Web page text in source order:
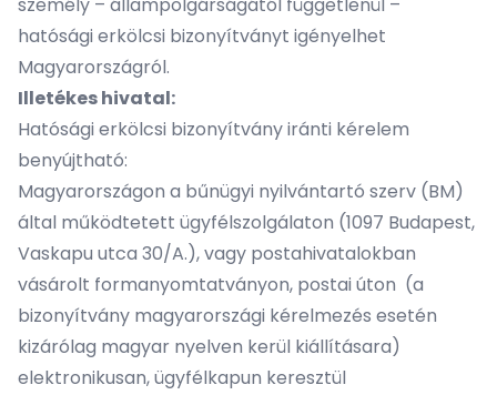
hatósági erkölcsi bizonyítványt igényelhet
Magyarországról.
Illetékes hivatal:
Hatósági erkölcsi bizonyítvány iránti kérelem
benyújtható:
Magyarországon a bűnügyi nyilvántartó szerv (BM)
által működtetett ügyfélszolgálaton (1097 Budapest,
Vaskapu utca 30/A.), vagy postahivatalokban
vásárolt formanyomtatványon, postai úton (a
bizonyítvány magyarországi kérelmezés esetén
kizárólag magyar nyelven kerül kiállításara)
elektronikusan, ügyfélkapun keresztül